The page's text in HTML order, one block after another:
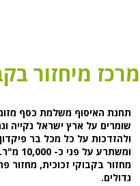
מרכז מיחזור
תחנת האיסוף משלמת כסף
שומרים על ארץ ישראל נקייה
ולהזדכות על כל מכל בר
מחזור בקבוקי זכוכית, מחזור
גדולים.